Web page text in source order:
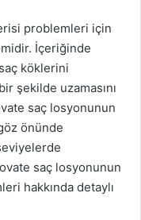
problemleri için
İçeriğinde
köklerini
şekilde uzamasını
saç losyonunun
önünde
saç losyonunun
hakkında detaylı